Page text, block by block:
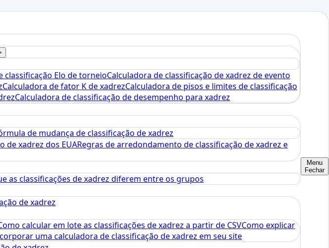
classificação Elo de torneioCalculadora de classificação de xadrez de evento
Calculadora de fator K de xadrezCalculadora de pisos e limites de classificação
Calculadora de classificação de desempenho para xadrez
de mudança de classificação de xadrez
de xadrez dos EUARegras de arredondamento de classificação de xadrez e
as classificações de xadrez diferem entre os grupos
de xadrez
calcular em lote as classificações de xadrez a partir de CSVComo explicar
uma calculadora de classificação de xadrez em seu site
Menu
Fechar